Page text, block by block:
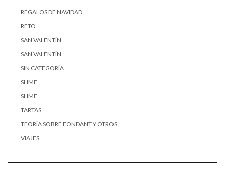
REGALOS DE NAVIDAD
RETO
SAN VALENTÍN
SAN VALENTÍN
SIN CATEGORÍA
SLIME
SLIME
TARTAS
TEORÍA SOBRE FONDANT Y OTROS
VIAJES